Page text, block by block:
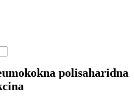
polisaharidna